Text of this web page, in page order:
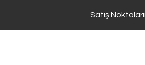
Satış